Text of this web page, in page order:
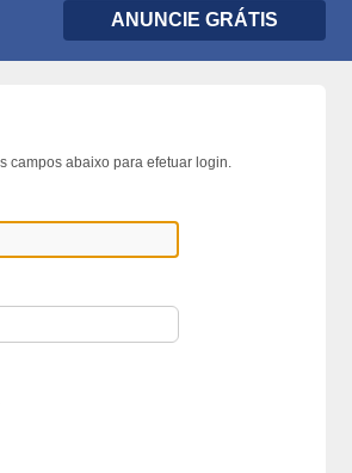
ANUNCIE GRÁTIS
campos abaixo para efetuar login.